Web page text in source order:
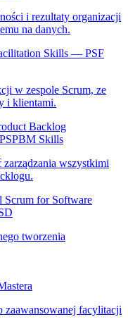
i rezultaty organizacji
na danych.
Skills — PSF
w zespole Scrum, ze
i klientami.
Backlog
Skills
wszystkimi
Scrum for Software
tworzenia
zaawansowanej facylitacji